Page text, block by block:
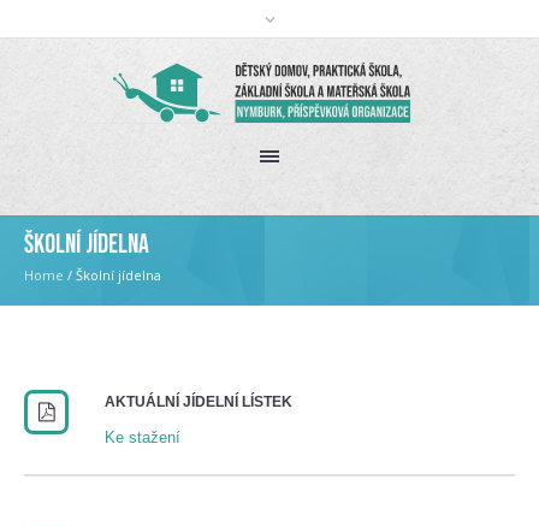
Školní jídelna
Home / Školní jídelna
AKTUÁLNÍ JÍDELNÍ LÍSTEK
Ke stažení